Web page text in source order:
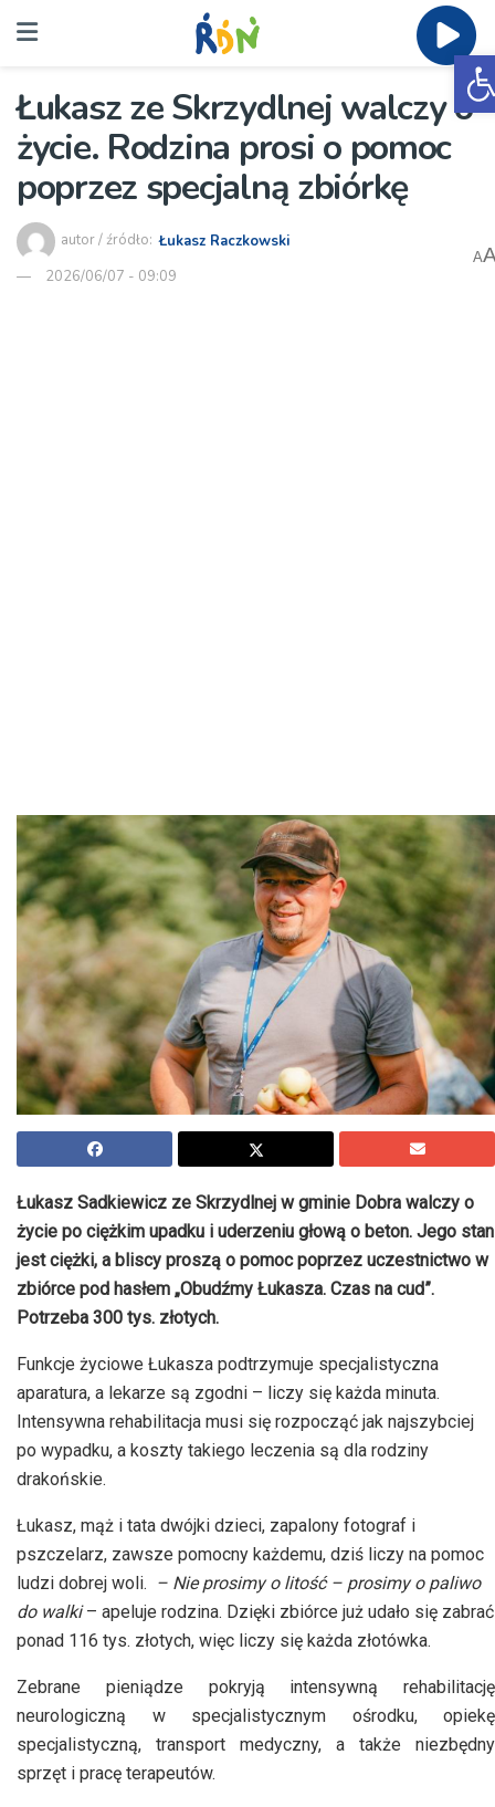
Łukasz ze Skrzydlnej walczy o
życie. Rodzina prosi o pomoc
poprzez specjalną zbiórkę
autor / źródło: Łukasz Raczkowski
2026/06/07 - 09:09
A
Łukasz Sadkiewicz ze Skrzydlnej w gminie Dobra walczy o
życie po ciężkim upadku i uderzeniu głową o beton. Jego stan
jest ciężki, a bliscy proszą o pomoc poprzez uczestnictwo w
zbiórce pod hasłem „Obudźmy Łukasza. Czas na cud”.
Potrzeba 300 tys. złotych.
Funkcje życiowe Łukasza podtrzymuje specjalistyczna
aparatura, a lekarze są zgodni – liczy się każda minuta.
Intensywna rehabilitacja musi się rozpocząć jak najszybciej
po wypadku, a koszty takiego leczenia są dla rodziny
drakońskie.
Łukasz, mąż i tata dwójki dzieci, zapalony fotograf i
pszczelarz, zawsze pomocny każdemu, dziś liczy na pomoc
ludzi dobrej woli. – Nie prosimy o litość – prosimy o paliwo
do walki– apeluje rodzina. Dzięki zbiórce już udało się zabrać
ponad 116 tys. złotych, więc liczy się każda złotówka.
Zebrane pieniądze pokryją intensywną rehabilitację
neurologiczną w specjalistycznym ośrodku, opiekę
specjalistyczną, transport medyczny, a także niezbędny
sprzęt i pracę terapeutów.